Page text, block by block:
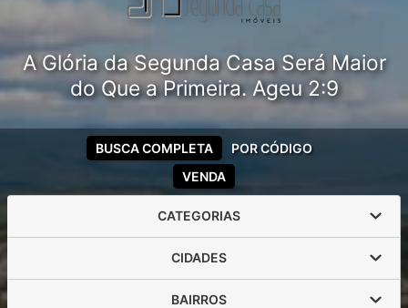
A Glória da Segunda Casa Será Maior
do Que a Primeira. Ageu 2:9
VENDA
BUSCA COMPLETA POR CÓDIGO
CATEGORIAS
CIDADES
BAIRROS